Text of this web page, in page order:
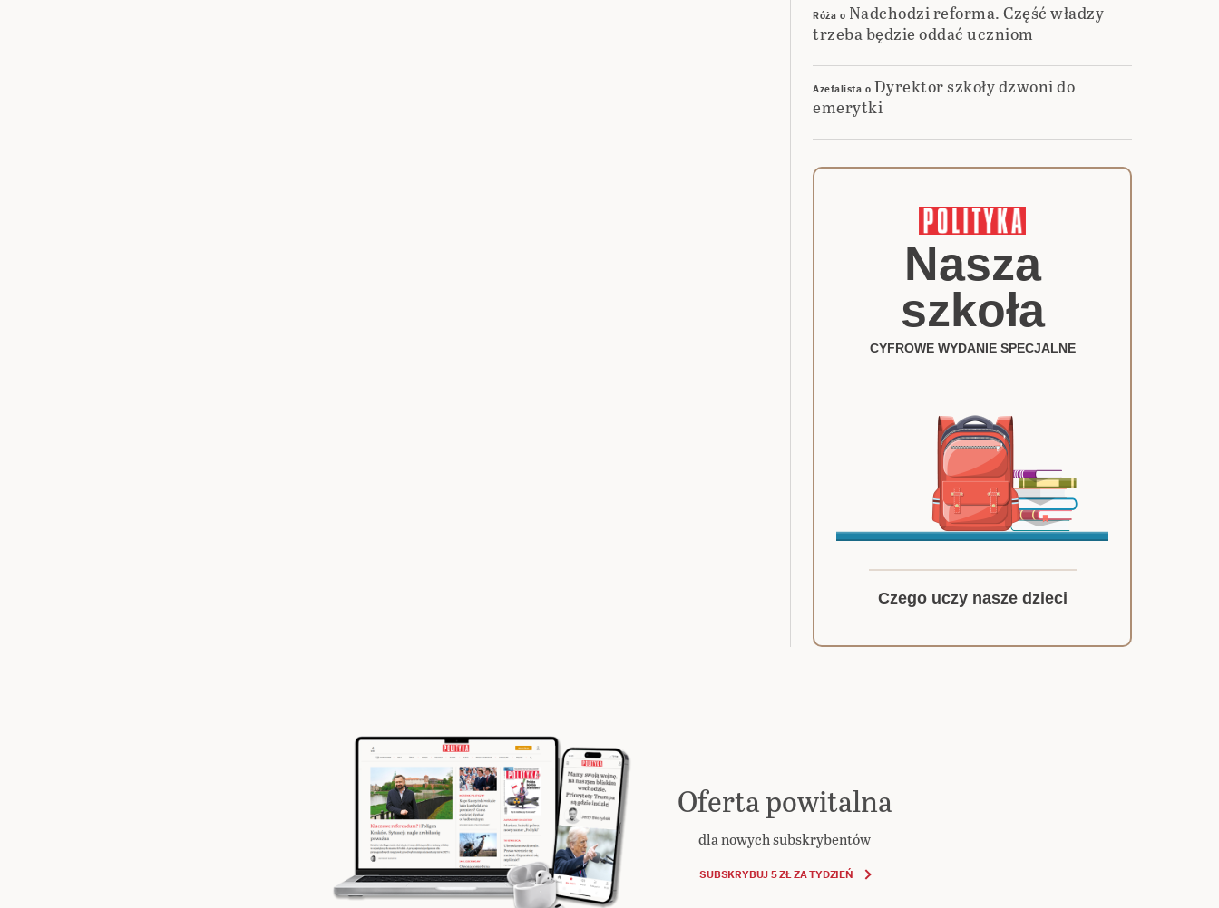
Róża o Nadchodzi reforma. Część władzy
trzeba będzie oddać uczniom
Azefalista o Dyrektor szkoły dzwoni do
emerytki
Nasza
szkoła
CYFROWE WYDANIE SPECJALNE
Czego uczy nasze dzieci
Oferta powitalna
dla nowych subskrybentów
SUBSKRYBUJ 5 ZŁ ZA TYDZIEŃ